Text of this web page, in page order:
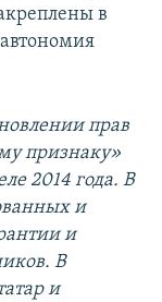
в
прав
признаку»
2014 года. В
и
и
В
и